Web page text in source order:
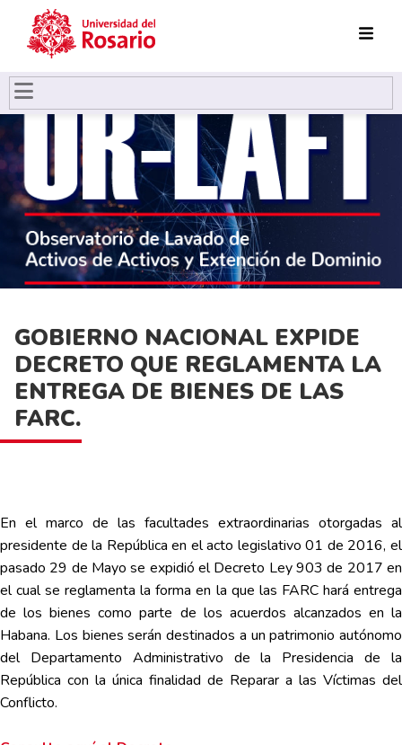
Pasar al contenido principal
GOBIERNO NACIONAL EXPIDE
DECRETO QUE REGLAMENTA LA
ENTREGA DE BIENES DE LAS
FARC.
En el marco de las facultades extraordinarias otorgadas al
presidente de la República en el acto legislativo 01 de 2016, el
pasado 29 de Mayo se expidió el Decreto Ley 903 de 2017 en
el cual se reglamenta la forma en la que las FARC hará entrega
de los bienes como parte de los acuerdos alcanzados en la
Habana. Los bienes serán destinados a un patrimonio autónomo
del Departamento Administrativo de la Presidencia de la
República con la única finalidad de Reparar a las Víctimas del
Conflicto.